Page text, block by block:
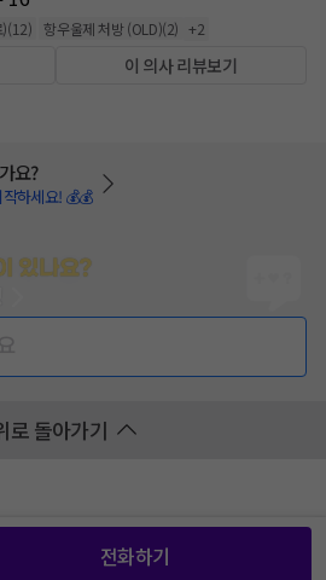
(12) 항우울제 처방 (OLD)(2) +2
이 의사 리뷰보기
요?
하세요! 💰💰
있나요?
로 돌아가기
전화하기